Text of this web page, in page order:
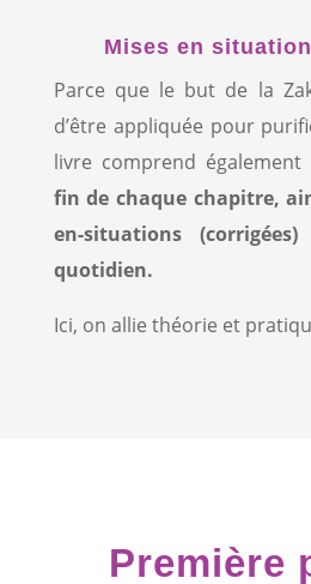
Mises en
Parce que le but de la
d’être appliquée pour
livre comprend également
fin de chaque chapitre,
en-situations
quotidien.
Ici, on allie théorie et
Première